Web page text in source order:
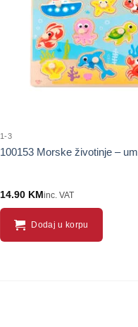
1-3
100153 Morske životinje –
14.90 KMinc. VAT
Dodaj u korpu